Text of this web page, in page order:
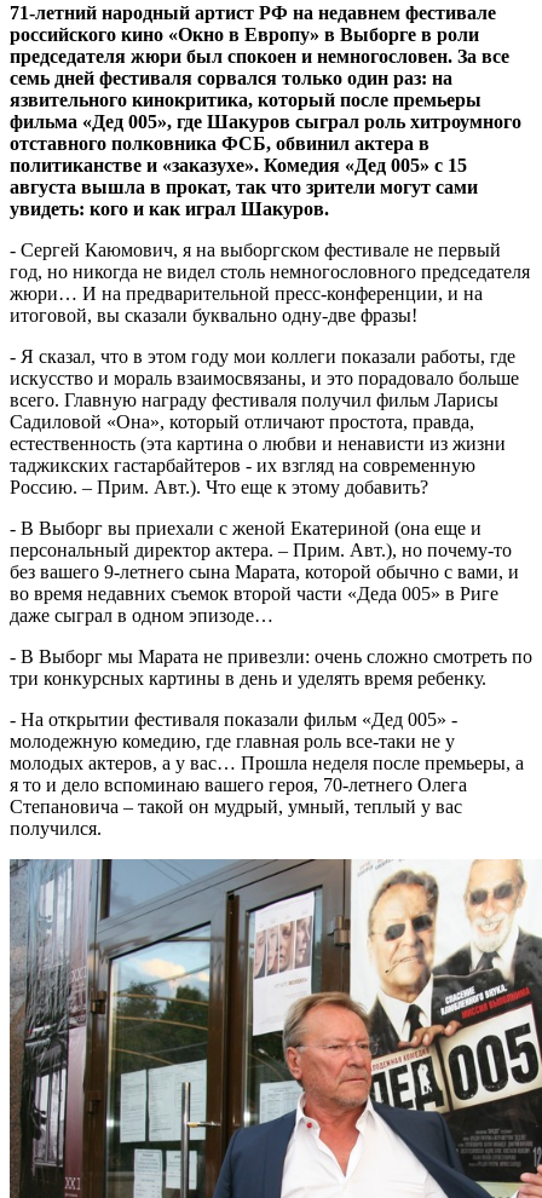
71-летний народный артист РФ на недавнем фестивале
российского кино «Окно в Европу» в Выборге в роли
председателя жюри был спокоен и немногословен. За все
семь дней фестиваля сорвался только один раз: на
язвительного кинокритика, который после премьеры
фильма «Дед 005», где Шакуров сыграл роль хитроумного
отставного полковника ФСБ, обвинил актера в
политиканстве и «заказухе». Комедия «Дед 005» с 15
августа вышла в прокат, так что зрители могут сами
увидеть: кого и как играл Шакуров.
- Сергей Каюмович, я на выборгском фестивале не первый
год, но никогда не видел столь немногословного председателя
жюри… И на предварительной пресс-конференции, и на
итоговой, вы сказали буквально одну-две фразы!
- Я сказал, что в этом году мои коллеги показали работы, где
искусство и мораль взаимосвязаны, и это порадовало больше
всего. Главную награду фестиваля получил фильм Ларисы
Садиловой «Она», который отличают простота, правда,
естественность (эта картина о любви и ненависти из жизни
таджикских гастарбайтеров - их взгляд на современную
Россию. – Прим. Авт.). Что еще к этому добавить?
- В Выборг вы приехали с женой Екатериной (она еще и
персональный директор актера. – Прим. Авт.), но почему-то
без вашего 9-летнего сына Марата, которой обычно с вами, и
во время недавних съемок второй части «Деда 005» в Риге
даже сыграл в одном эпизоде…
- В Выборг мы Марата не привезли: очень сложно смотреть по
три конкурсных картины в день и уделять время ребенку.
- На открытии фестиваля показали фильм «Дед 005» -
молодежную комедию, где главная роль все-таки не у
молодых актеров, а у вас… Прошла неделя после премьеры, а
я то и дело вспоминаю вашего героя, 70-летнего Олега
Степановича – такой он мудрый, умный, теплый у вас
получился.